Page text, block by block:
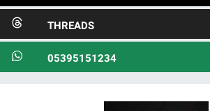
THREADS
05395151234